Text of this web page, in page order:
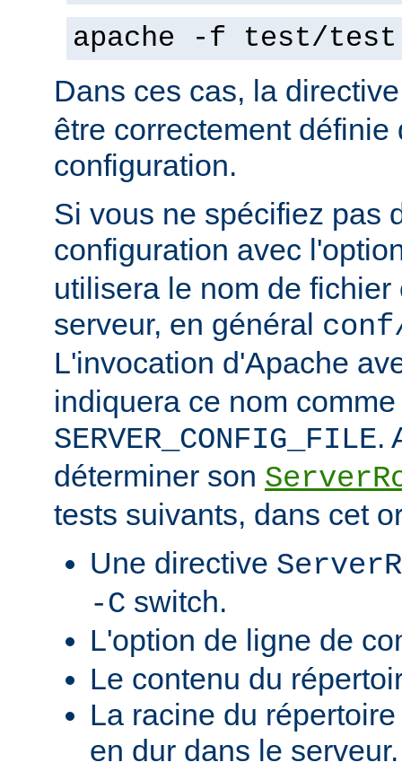
apache -f test/
Dans ces cas, la
être correctement
configuration.
Si vous ne spécifiez pas
configuration avec
utilisera le nom de
serveur, en général
L'invocation d'Apache
indiquera ce nom
SERVER_CONFIG_FILE.
déterminer son
tests suivants, dans cet
Une directive
-C switch.
L'option de ligne de
Le contenu du
La racine du
en dur dans le serveur.